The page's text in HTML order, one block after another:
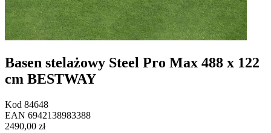
Basen stelażowy Steel Pro Max 488 x 122
cm BESTWAY
Kod 84648
EAN 6942138983388
2490,00 zł